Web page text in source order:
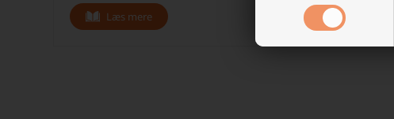
Læs mere